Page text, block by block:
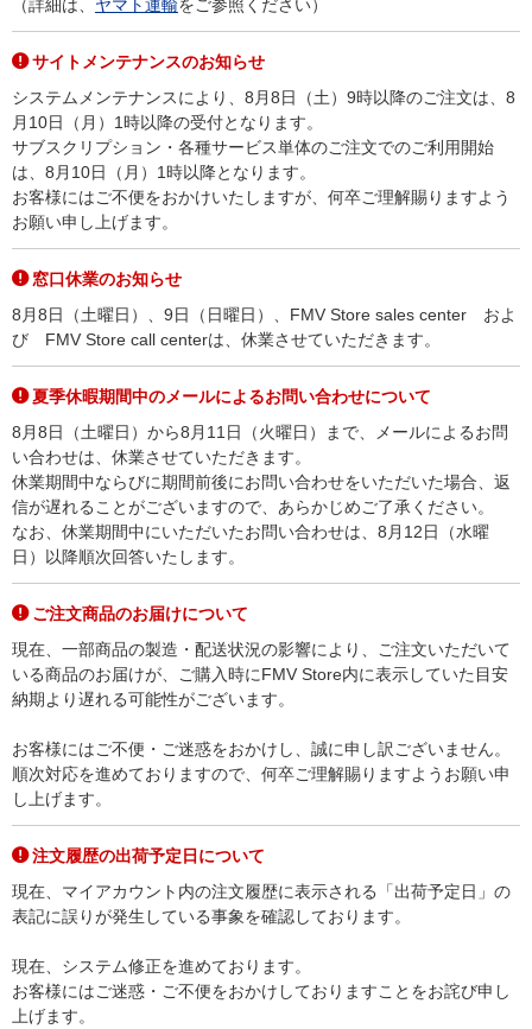
（詳細は、 ヤマト運輸をご参照ください）
サイトメンテナンスのお知らせ
システムメンテナンスにより、8月8日（土）9時以降のご注文は、8
月10日（月）1時以降の受付となります。
サブスクリプション・各種サービス単体のご注文でのご利用開始
は、8月10日（月）1時以降となります。
お客様にはご不便をおかけいたしますが、何卒ご理解賜りますよう
お願い申し上げます。
窓口休業のお知らせ
8月8日（土曜日）、9日（日曜日）、FMV Store sales center およ
び FMV Store call centerは、休業させていただきます。
夏季休暇期間中のメールによるお問い合わせについて
8月8日（土曜日）から8月11日（火曜日）まで、メールによるお問
い合わせは、休業させていただきます。
休業期間中ならびに期間前後にお問い合わせをいただいた場合、返
信が遅れることがございますので、あらかじめご了承ください。
なお、休業期間中にいただいたお問い合わせは、8月12日（水曜
日）以降順次回答いたします。
ご注文商品のお届けについて
現在、一部商品の製造・配送状況の影響により、ご注文いただいて
いる商品のお届けが、ご購入時にFMV Store内に表示していた目安
納期より遅れる可能性がございます。
お客様にはご不便・ご迷惑をおかけし、誠に申し訳ございません。
順次対応を進めておりますので、何卒ご理解賜りますようお願い申
し上げます。
注文履歴の出荷予定日について
現在、マイアカウント内の注文履歴に表示される「出荷予定日」の
表記に誤りが発生している事象を確認しております。
現在、システム修正を進めております。
お客様にはご迷惑・ご不便をおかけしておりますことをお詫び申し
上げます。